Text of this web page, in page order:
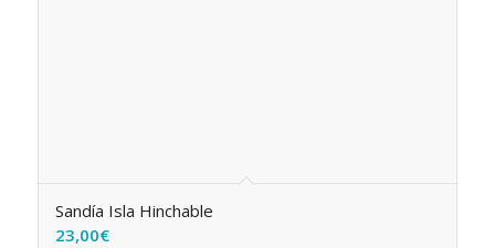
Sandía Isla Hinchable
23,00€